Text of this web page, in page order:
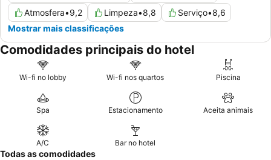
Atmosfera•9,2 Limpeza•8,8 Serviço•8,6
Mostrar mais classificações
Comodidades principais do hotel
Wi-fi no lobby Wi-fi nos quartos Piscina
Spa Estacionamento Aceita animais
A/C Bar no hotel
Todas as comodidades